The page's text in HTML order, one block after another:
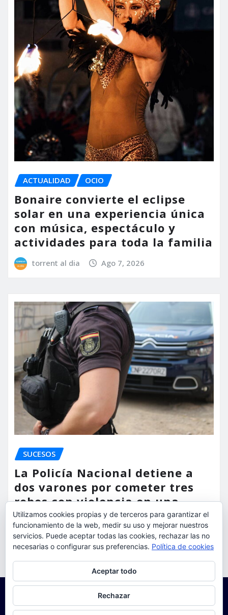
ACTUALIDAD OCIO
Bonaire convierte el eclipse
solar en una experiencia única
con música, espectáculo y
actividades para toda la familia
torrent al dia Ago 7, 2026
SUCESOS
La Policía Nacional detiene a
dos varones por cometer tres
robos con violencia en una
misma mañana
torrent al dia Ago 7, 2026
Utilizamos cookies propias y de terceros para garantizar el
funcionamiento de la web, medir su uso y mejorar nuestros
servicios. Puede aceptar todas las cookies, rechazar las no
necesarias o configurar sus preferencias. Política de cookies
Aceptar todo
Rechazar
Para obtener más información, incluido cómo gestionar las cookies,